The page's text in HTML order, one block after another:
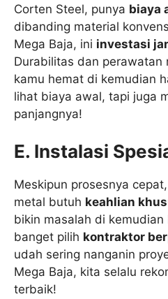
Corten Steel, punya biaya
dibanding material
Mega Baja, ini investasi
Durabilitas dan perawatan
kamu hemat di kemudian
lihat biaya awal, tapi juga
panjangnya!
E. Instalasi
Meskipun prosesnya
metal butuh keahlian
bikin masalah di
banget pilih kontraktor
udah sering nanganin
Mega Baja, kita selalu
terbaik!